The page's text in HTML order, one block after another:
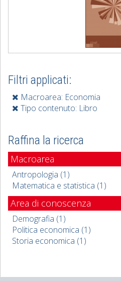
Filtri applicati:
Macroarea: Economia
Tipo contenuto: Libro
Raffina la ricerca
Macroarea
Antropologia (1)
Matematica e statistica (1)
Area di conoscenza
Demografia (1)
Politica economica (1)
Storia economica (1)